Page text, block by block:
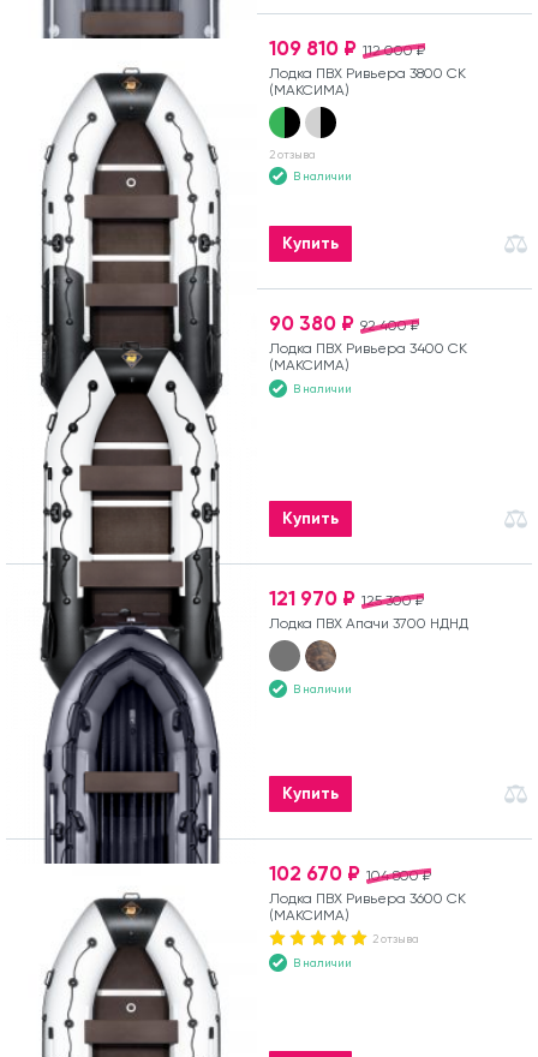
112 000 ₽
109 810 ₽
Лодка ПВХ Ривьера 3800 СК
(МАКСИМА)
2 отзыва
В наличии
Купить
92 400 ₽
90 380 ₽
Лодка ПВХ Ривьера 3400 СК
(МАКСИМА)
В наличии
Купить
125 300 ₽
121 970 ₽
Лодка ПВХ Апачи 3700 НДНД
В наличии
Купить
104 800 ₽
102 670 ₽
Лодка ПВХ Ривьера 3600 СК
(МАКСИМА)
2 отзыва
В наличии